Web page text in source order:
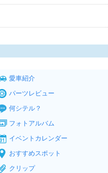
愛車紹介
パーツレビュー
何シテル？
フォトアルバム
イベントカレンダー
おすすめスポット
クリップ